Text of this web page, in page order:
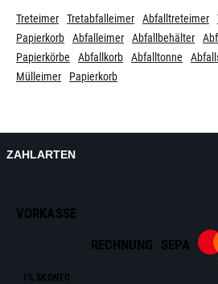
Treteimer Tretabfalleimer Abfalltreteimer
Papierkorb
Abfalleimer Abfallbehälter
Papierkörbe
Abfallkorb Abfalltonne
Mülleimer
Papierkorb
ZAHLARTEN
VORKASSE
1% SKONTO
RECHNUNG SEPA